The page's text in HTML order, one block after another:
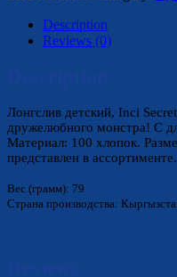
Description
Reviews (0)
Лонгслив детский, Inci
дружелюбного монстра! С
Материал: 100 хлопок.
представлен в ассортименте.
Вес (грамм): 79
Страна производства: